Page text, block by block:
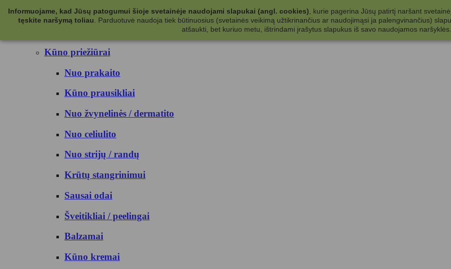
Kategorijos
Kūno priežiūrai
Nuo prakaito
Kūno prausikliai
Nuo žvynelinės / dermatito
Nuo celiulito
Nuo strijų / randų
Krūtų stangrinimui
Sausai odai
Šveitikliai / peelingai
Balzamai
Kūno kremai
Informuojame, kad Jūsų patogumui šioje svetainėje naudojami slapukai (angl. cookies) , kurie pagerina Jūsų patirtį naršant
tęskite naršymą toliau
Parduotuvė naudoja tiek būtinuosius (svetainės veikimą užtikrinančius ar naudojimąsi ja palengvinančius)
atšaukti, bet kuriuo metu, ištrindami įrašytus slapukus iš savo naudojamos naršyklės.